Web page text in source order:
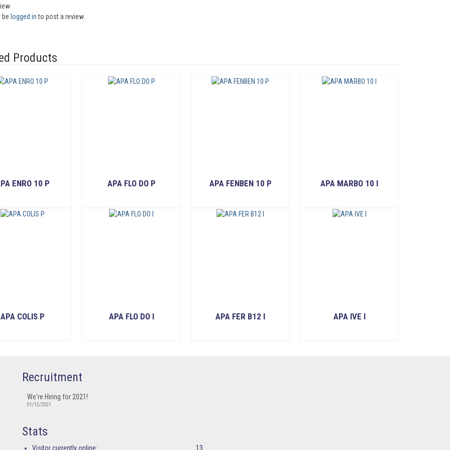
be logged into post a review.
Products
ENRO 10 P APA FLO DO P APA FENBEN 10 P APA MARBO 10 I
APA COLIS P APA FLO DO I APA FER B12 I APA IVE I
Recruitment
We're Hiring for 2021!
01/12/2021
Stats
13
Visitor currently online: